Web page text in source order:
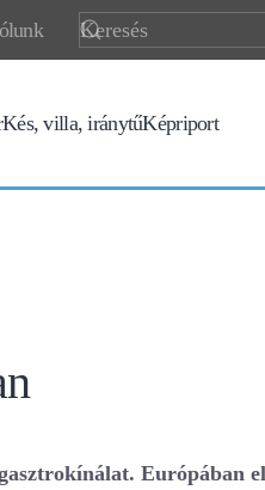
Kés, villa, iránytűKépriport
Európában